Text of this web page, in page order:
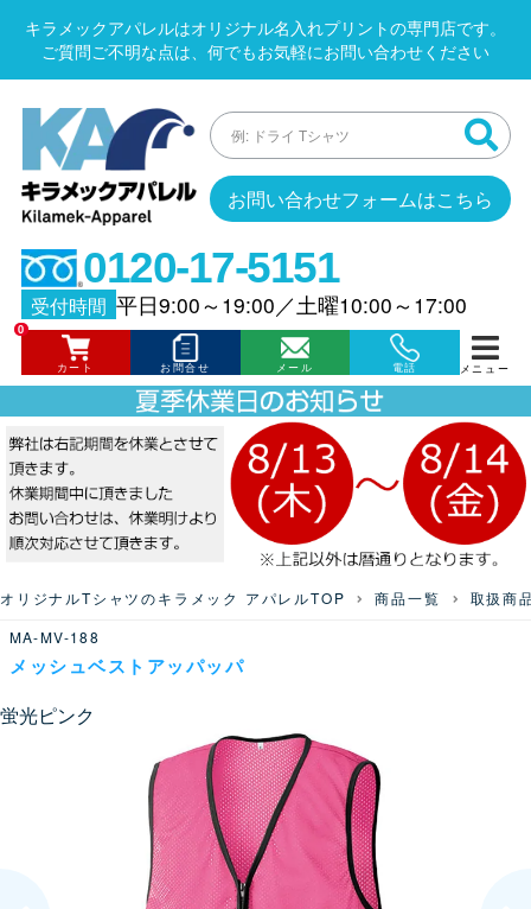
キラメックアパレルはオリジナル名入れプリントの専門店です。
ご質問ご不明な点は、何でもお気軽にお問い合わせください
お問い合わせフォームはこちら
0120-17-5151
受付時間 平日9:00～19:00／土曜10:00～17:00
カート
0
お問合せ メール 電話 メニュー
オリジナルTシャツのキラメック アパレルTOP 商品一覧
取扱商
MA-MV-188
メッシュベストアッパッパ
蛍光ピンク